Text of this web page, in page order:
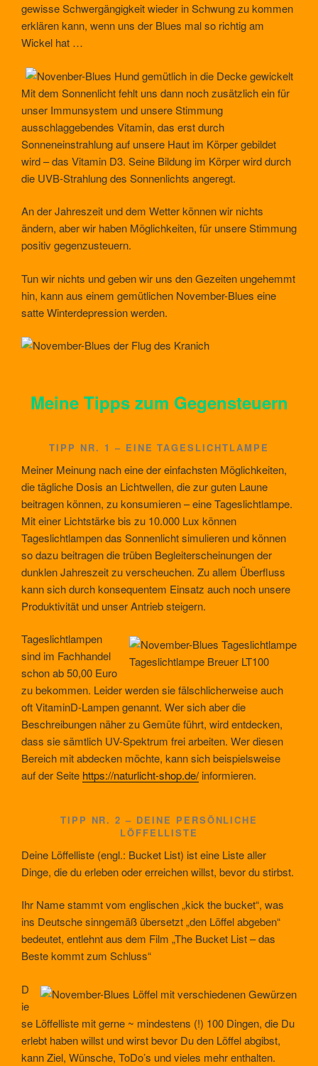
gewisse Schwergängigkeit wieder in Schwung zu kommen
erklären kann, wenn uns der Blues mal so richtig am
Wickel hat …
Mit dem Sonnenlicht fehlt uns dann noch zusätzlich ein für
unser Immunsystem und unsere Stimmung
ausschlaggebendes Vitamin, das erst durch
Sonneneinstrahlung auf unsere Haut im Körper gebildet
wird – das Vitamin D3. Seine Bildung im Körper wird durch
die UVB-Strahlung des Sonnenlichts angeregt.
An der Jahreszeit und dem Wetter können wir nichts
ändern, aber wir haben Möglichkeiten, für unsere Stimmung
positiv gegenzusteuern.
Tun wir nichts und geben wir uns den Gezeiten ungehemmt
hin, kann aus einem gemütlichen November-Blues eine
satte Winterdepression werden.
Meine Tipps zum Gegensteuern
TIPP NR. 1 – EINE TAGESLICHTLAMPE
Meiner Meinung nach eine der einfachsten Möglichkeiten,
die tägliche Dosis an Lichtwellen, die zur guten Laune
beitragen können, zu konsumieren – eine Tageslichtlampe.
Mit einer Lichtstärke bis zu 10.000 Lux können
Tageslichtlampen das Sonnenlicht simulieren und können
so dazu beitragen die trüben Begleiterscheinungen der
dunklen Jahreszeit zu verscheuchen. Zu allem Überfluss
kann sich durch konsequentem Einsatz auch noch unsere
Produktivität und unser Antrieb steigern.
Tageslichtlampe Breuer LT100
Tageslichtlampen
sind im Fachhandel
schon ab 50,00 Euro
zu bekommen. Leider werden sie fälschlicherweise auch
oft VitaminD-Lampen genannt. Wer sich aber die
Beschreibungen näher zu Gemüte führt, wird entdecken,
dass sie sämtlich UV-Spektrum frei arbeiten. Wer diesen
Bereich mit abdecken möchte, kann sich beispielsweise
auf der Seite https://naturlicht-shop.de/ informieren.
TIPP NR. 2 – DEINE PERSÖNLICHE
LÖFFELLISTE
Deine Löffelliste (engl.: Bucket List) ist eine Liste aller
Dinge, die du erleben oder erreichen willst, bevor du stirbst.
Ihr Name stammt vom englischen „kick the bucket“, was
ins Deutsche sinngemäß übersetzt „den Löffel abgeben“
bedeutet, entlehnt aus dem Film „The Bucket List – das
Beste kommt zum Schluss“
D
ie
se Löffelliste mit gerne ~ mindestens (!) 100 Dingen, die Du
erlebt haben willst und wirst bevor Du den Löffel abgibst,
kann Ziel, Wünsche, ToDo’s und vieles mehr enthalten.